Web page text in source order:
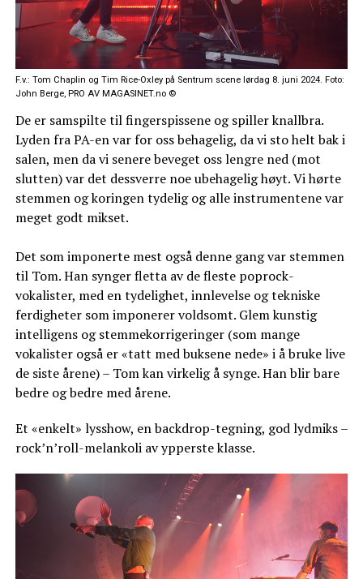
F.v.: Tom Chaplin og Tim Rice-Oxley på Sentrum scene lørdag 8. juni 2024. Foto:
John Berge, PRO AV MAGASINET.no ©
De er samspilte til fingerspissene og spiller knallbra.
Lyden fra PA-en var for oss behagelig, da vi sto helt bak i
salen, men da vi senere beveget oss lengre ned (mot
slutten) var det dessverre noe ubehagelig høyt. Vi hørte
stemmen og koringen tydelig og alle instrumentene var
meget godt mikset.
Det som imponerte mest også denne gang var stemmen
til Tom. Han synger fletta av de fleste poprock-
vokalister, med en tydelighet, innlevelse og tekniske
ferdigheter som imponerer voldsomt. Glem kunstig
intelligens og stemmekorrigeringer (som mange
vokalister også er «tatt med buksene nede» i å bruke live
de siste årene) – Tom kan virkelig å synge. Han blir bare
bedre og bedre med årene.
Et «enkelt» lysshow, en backdrop-tegning, god lydmiks –
rock’n’roll-melankoli av ypperste klasse.